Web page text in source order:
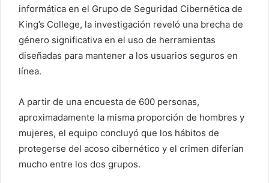
l
e
c
ó
n
i
c
o
informática en el Grupo de Seguridad Cibernética de
King’s College, la investigación reveló una brecha de
género significativa en el uso de herramientas
diseñadas para mantener a los usuarios seguros en
línea.
A partir de una encuesta de 600 personas,
aproximadamente la misma proporción de hombres y
mujeres, el equipo concluyó que los hábitos de
protegerse del acoso cibernético y el crimen diferían
mucho entre los dos grupos.